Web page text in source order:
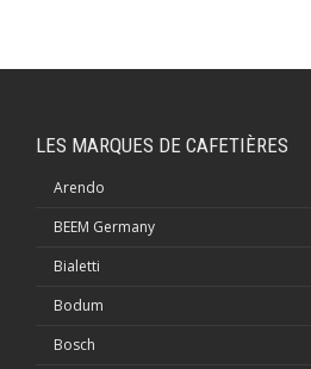
LES MARQUES DE CAFETIÈRES
Arendo
BEEM Germany
Bialetti
Bodum
Bosch